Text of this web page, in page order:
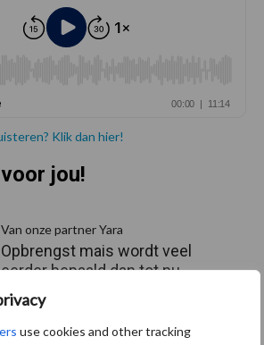
use cookies and other tracking
Klik dan hier!
jou!
Van onze partner Yara
Opbrengst mais wordt veel
eerder bepaald dan tot nu
toe gedacht